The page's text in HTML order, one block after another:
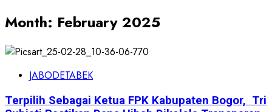
Month: February 2025
JABODETABEK
Terpilih Sebagai Ketua FPK Kabupaten Bogor, Tri